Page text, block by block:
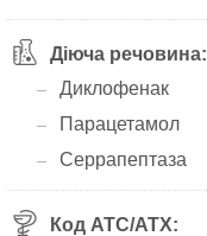
Діюча речовина:
Диклофенак
Парацетамол
Серрапептаза
Код АТС/ATX: